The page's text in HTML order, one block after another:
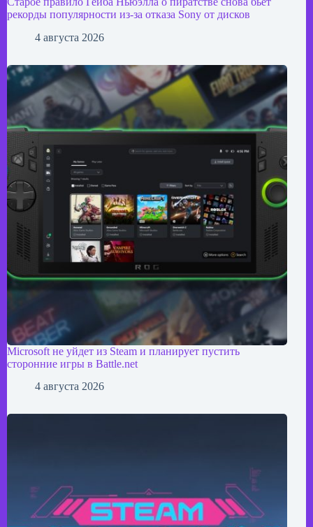
рекорды популярности из-за отказа Sony от дисков
4 августа 2026
Microsoft не уйдет из Steam и планирует пустить
сторонние игры в Battle.net
4 августа 2026